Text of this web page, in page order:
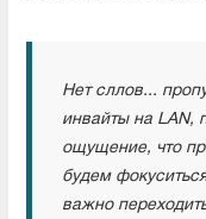
Нет сллов...
инвайты на LAN,
ощущение, что
будем
важно